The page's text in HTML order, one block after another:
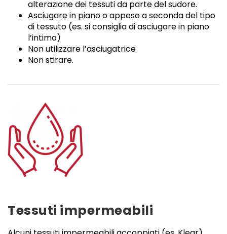
alterazione dei tessuti da parte del sudore.
Asciugare in piano o appeso a seconda del tipo
di tessuto (es. si consiglia di asciugare in piano
l’intimo)
Non utilizzare l’asciugatrice
Non stirare.
Tessuti impermeabili